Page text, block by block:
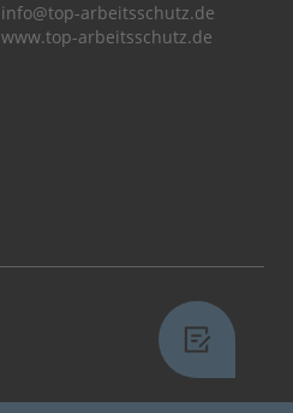
info@top-arbeitsschutz.de
www.top-arbeitsschutz.de